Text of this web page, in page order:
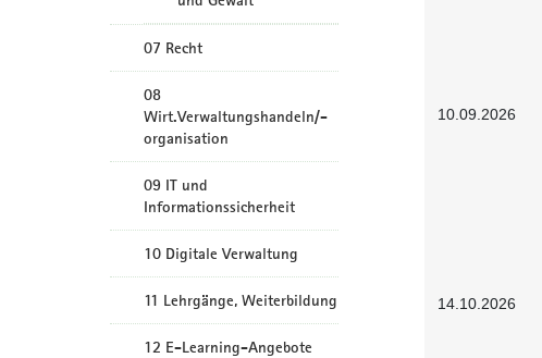
07 Recht
08
Wirt.Verwaltungshandeln/-
organisation
09 IT und
Informationssicherheit
10 Digitale Verwaltung
11 Lehrgänge, Weiterbildung
12 E-Learning-Angebote
10.09.2026
14.10.2026